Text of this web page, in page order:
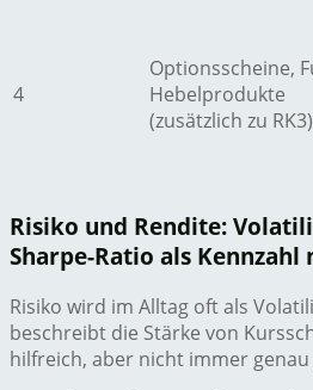
4
Optionsscheine,
Hebelprodukte
(zusätzlich zu RK3)
Risiko und Rendite:
Sharpe-Ratio als Kennzahl
Risiko wird im Alltag oft als
beschreibt die Stärke von
hilfreich, aber nicht immer genau